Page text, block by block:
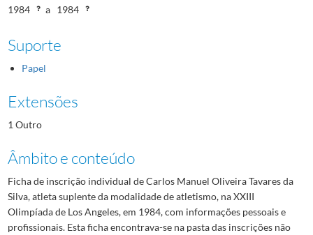
1984 a 1984
Suporte
Papel
Extensões
1 Outro
Âmbito e conteúdo
Ficha de inscrição individual de Carlos Manuel Oliveira Tavares da
Silva, atleta suplente da modalidade de atletismo, na XXIII
Olimpíada de Los Angeles, em 1984, com informações pessoais e
profissionais. Esta ficha encontrava-se na pasta das inscrições não